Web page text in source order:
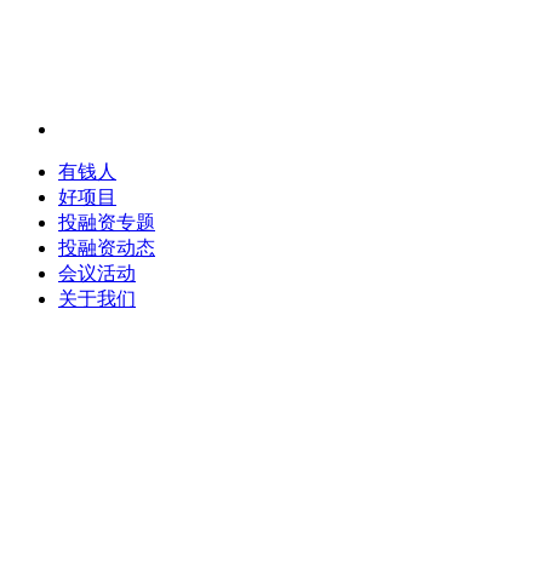
有钱人
好项目
投融资专题
投融资动态
会议活动
关于我们